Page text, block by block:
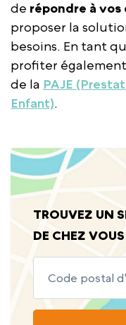
de répondre à
proposer la
besoins. En tant
profiter également
de la PAJE
Enfant).
TROUVEZ UN
DE CHEZ VOUS